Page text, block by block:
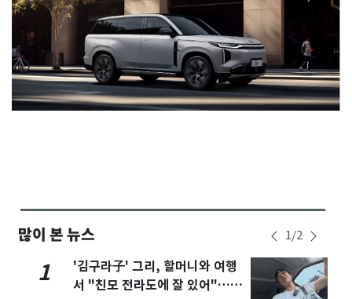
많이 본 뉴스 1/2
1
'김구라子' 그리, 할머니와 여행
서 "친모 전라도에 잘 있어"…유